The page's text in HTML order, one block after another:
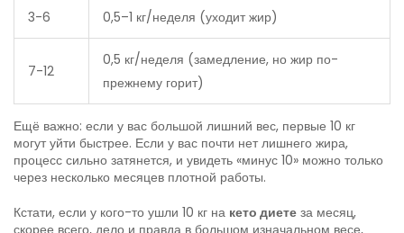
3-6 0,5–1 кг/неделя (уходит жир)
7-12
0,5 кг/неделя (замедление, но жир по-
прежнему горит)
Ещё важно: если у вас большой лишний вес, первые 10 кг
могут уйти быстрее. Если у вас почти нет лишнего жира,
процесс сильно затянется, и увидеть «минус 10» можно только
через несколько месяцев плотной работы.
Кстати, если у кого-то ушли 10 кг на кето диете за месяц,